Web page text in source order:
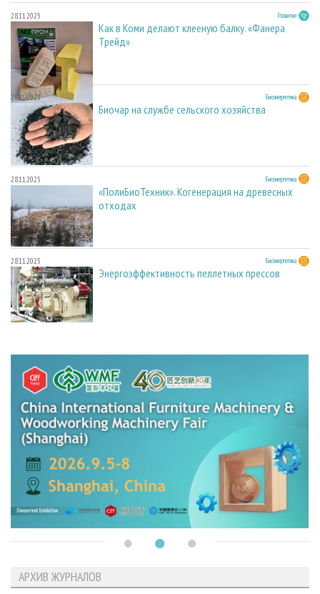
28.11.2025 Развитие
Как в Коми делают клееную балку. «Фанера
Трейд»
28.11.2025 Биоэнергетика
Биочар на службе сельского хозяйства
28.11.2025 Биоэнергетика
«ПолиБиоТехник». Когенерация на древесных
отходах
28.11.2025 Биоэнергетика
Энергоэффективность пеллетных прессов
АРХИВ ЖУРНАЛОВ